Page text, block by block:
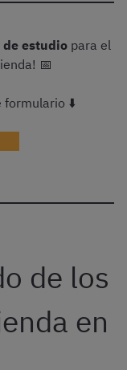
estudio para el
📅
formulario ⬇️
de los
en